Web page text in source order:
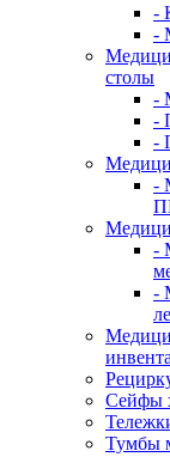
-
-
столы
-
-
-
-
-
-
Сейфы
Тумбы